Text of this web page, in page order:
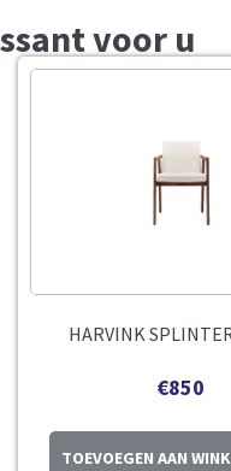
voor u
HARVINK
€850
TOEVOEGEN AAN